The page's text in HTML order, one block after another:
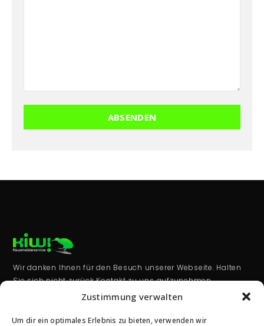
Zustimmung verwalten
Um dir ein optimales Erlebnis zu bieten, verwenden wir
Wir danken Ihnen für den Besuch unserer Webseite. Halten
Sie sich nicht zurück Kontakt zu uns aufzunehmen.